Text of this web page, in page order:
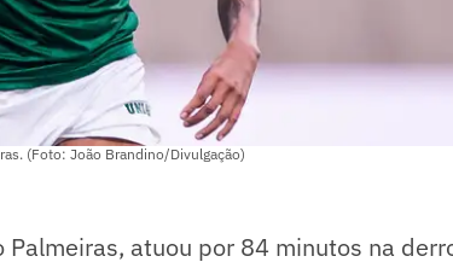
(Foto: João Brandino/Divulgação)
Palmeiras, atuou por 84 minutos na